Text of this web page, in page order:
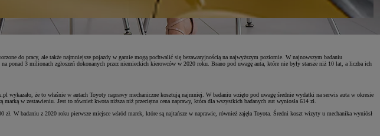
do pracy, ale także najmniejsze pojazdy w gamie mogą pochwalić się bezawaryjnością na najwyższym poziomie. W najnowszym badaniu
3 milionach zgłoszeń dokonanych przez niemieckich kierowców w 2020 roku. Brano pod uwagę auta, które nie były starsze niż 10 lat, a liczba ich
że to właśnie w autach Toyoty naprawy mechaniczne kosztują najmniej. W badaniu wzięto pod uwagę średnie wydatki na serwis auta w okresie
w zestawieniu. Jest to również kwota niższa niż przeciętna cena naprawy, która dla wszystkich badanych aut wyniosła 614 zł.
W badaniu z 2020 roku pierwsze miejsce wśród marek, które są najtańsze w naprawie, również zajęła Toyota. Średni koszt wizyty u mechanika wyniósł